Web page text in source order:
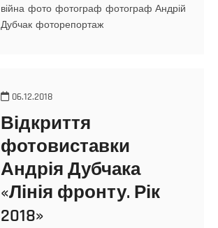
війна фото фотограф фотограф Андрій
Дубчак фоторепортаж
06.12.2018
Відкриття
фотовиставки
Андрія Дубчака
«Лінія фронту. Рік
2018»